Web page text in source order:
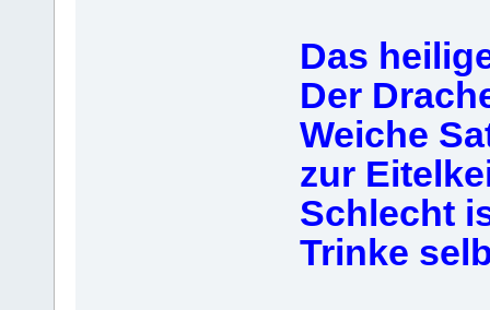
Das
Der
Weiche
zur
Schlecht
Trinke